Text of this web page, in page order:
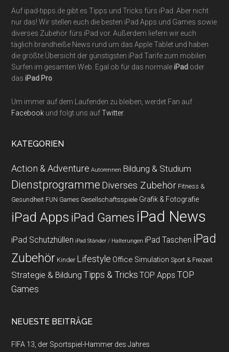
Auf ipad-tipps.de gibt es Tipps und Tricks fürs iPad. Aber nicht
nur das! Wir stellen euch die besten iPad Apps und Games sowie
diverses Zubehör fürs iPad vor. Außerdem liefern wir euch
täglich brandheiße News rund um das Apple Tablet und haben
die größte Übersicht der günstigsten iPad Tarife zum mobilen
Surfen im gesamten Web. Egal ob für das normaleiPad oder
dasiPad Pro
Um immer auf dem Laufenden zu bleiben, werdet Fan auf
Facebook und folgt uns aufTwitter.
KATEGORIEN
Action & Adventure Autorennen Bildung & Studium
Dienstprogramme Diverses Zubehör Fitness &
Gesundheit FUN Games Gesellschaftsspiele Grafik & Fotografie
iPad Apps iPad Games iPad News
iPad Schutzhüllen iPad Ständer / Halterungen iPad Taschen iPad
Zubehör Kinder Lifestyle Office Simulation Sport & Freizeit
Strategie & Bildung Tipps & Tricks TOP Apps TOP
Games
NEUESTE BEITRÄGE
FIFA 13, der Sportspiel-Hammer des Jahres